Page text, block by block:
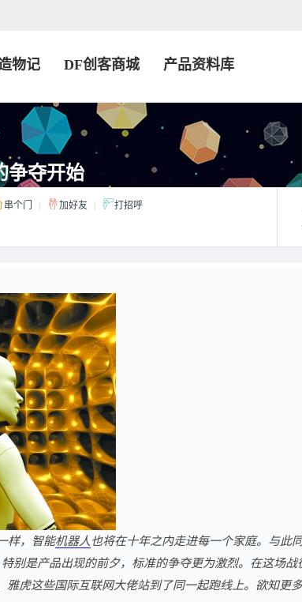
物记 DF创客商城 产品资料库
争夺开始
串个门 加好友 打招呼
样，智能机器人 也将在十年之内走进每一个家庭。与此
别是产品出现的前夕，标准的争夺更为激烈。在这场战
虎这些国际互联网大佬站到了同一起跑线上。欲知更多